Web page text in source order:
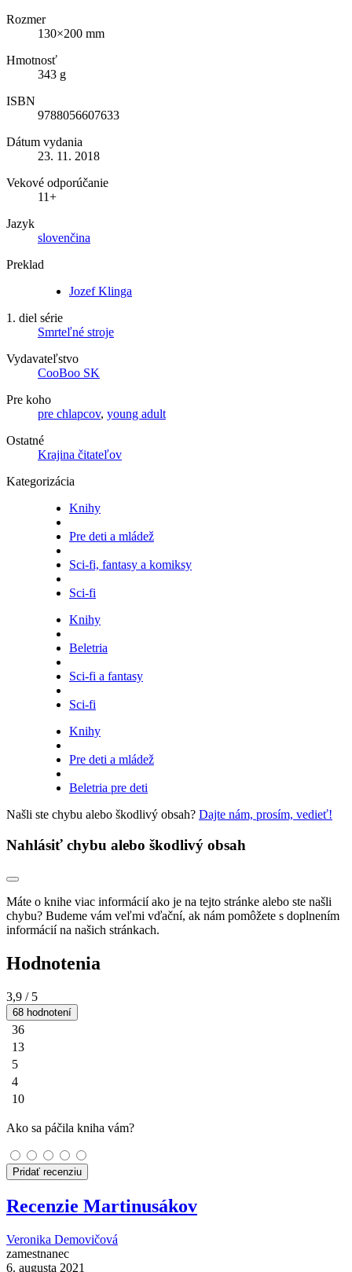
Rozmer
130×200 mm
Hmotnosť
343 g
ISBN
9788056607633
Dátum vydania
23. 11. 2018
Vekové odporúčanie
11+
Jazyk
slovenčina
Preklad
Jozef Klinga
1. diel série
Smrteľné stroje
Vydavateľstvo
CooBoo SK
Pre koho
pre chlapcov, young adult
Ostatné
Krajina čitateľov
Kategorizácia
Knihy
Pre deti a mládež
Sci-fi, fantasy a komiksy
Sci-fi
Knihy
Beletria
Sci-fi a fantasy
Sci-fi
Knihy
Pre deti a mládež
Beletria pre deti
Našli ste chybu alebo škodlivý obsah? Dajte nám, prosím, vedieť!
Nahlásiť chybu alebo škodlivý obsah
Máte o knihe viac informácií ako je na tejto stránke alebo ste našli
chybu? Budeme vám veľmi vďační, ak nám pomôžete s doplnením
informácií na našich stránkach.
Hodnotenia
3,9 / 5
68 hodnotení
36
13
5
4
10
Ako sa páčila kniha vám?
Pridať recenziu
Recenzie Martinusákov
Veronika Demovičová
zamestnanec
6. augusta 2021